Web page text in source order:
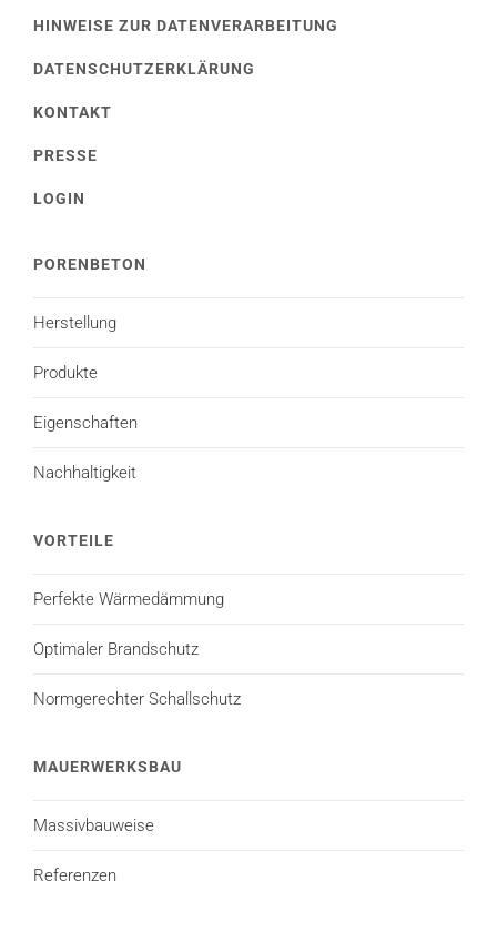
HINWEISE ZUR DATENVERARBEITUNG
DATENSCHUTZERKLÄRUNG
KONTAKT
PRESSE
LOGIN
PORENBETON
Herstellung
Produkte
Eigenschaften
Nachhaltigkeit
VORTEILE
Perfekte Wärmedämmung
Optimaler Brandschutz
Normgerechter Schallschutz
MAUERWERKSBAU
Massivbauweise
Referenzen